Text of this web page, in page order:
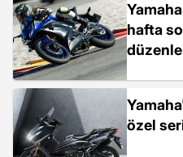
hafta
özel